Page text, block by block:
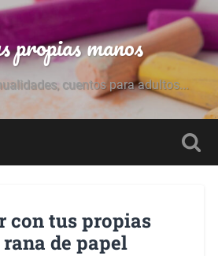
propias manos
cuentos para adultos...
con tus propias
de papel